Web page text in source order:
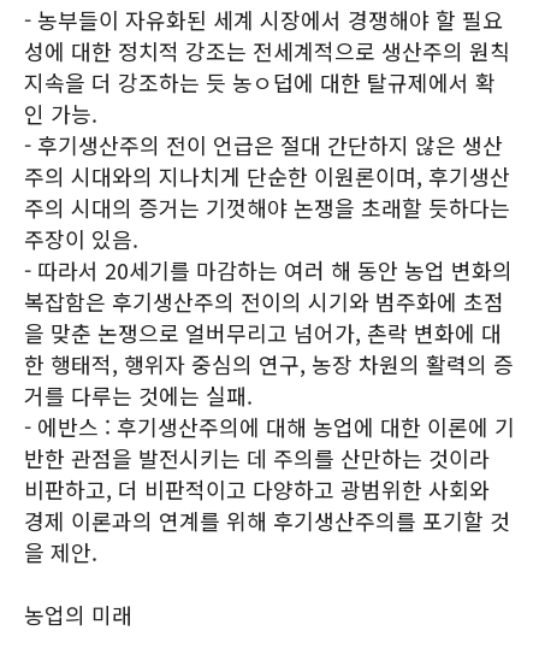
- 농부들이 자유화된 세계 시장에서 경쟁해야 할 필요
성에 대한 정치적 강조는 전세계적으로 생산주의 원칙
지속을 더 강조하는 듯 농ㅇ덥에 대한 탈규제에서 확
인 가능.
- 후기생산주의 전이 언급은 절대 간단하지 않은 생산
주의 시대와의 지나치게 단순한 이원론이며, 후기생산
주의 시대의 증거는 기껏해야 논쟁을 초래할 듯하다는
주장이 있음.
- 따라서 20세기를 마감하는 여러 해 동안 농업 변화의
복잡함은 후기생산주의 전이의 시기와 범주화에 초점
을 맞춘 논쟁으로 얼버무리고 넘어가, 촌락 변화에 대
한 행태적, 행위자 중심의 연구, 농장 차원의 활력의 증
거를 다루는 것에는 실패.
- 에반스 : 후기생산주의에 대해 농업에 대한 이론에 기
반한 관점을 발전시키는 데 주의를 산만하는 것이라
비판하고, 더 비판적이고 다양하고 광범위한 사회와
경제 이론과의 연계를 위해 후기생산주의를 포기할 것
을 제안.
농업의 미래